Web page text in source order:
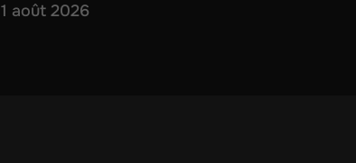
1 août 2026